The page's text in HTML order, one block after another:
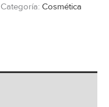
Categoría: Cosmética